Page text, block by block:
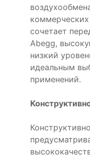
сочетает
Abegg,
низкий
идеальным
применений.